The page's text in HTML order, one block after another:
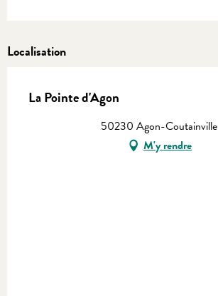
Localisation
La Pointe d'Agon
50230 Agon-Coutainville
M'y rendre